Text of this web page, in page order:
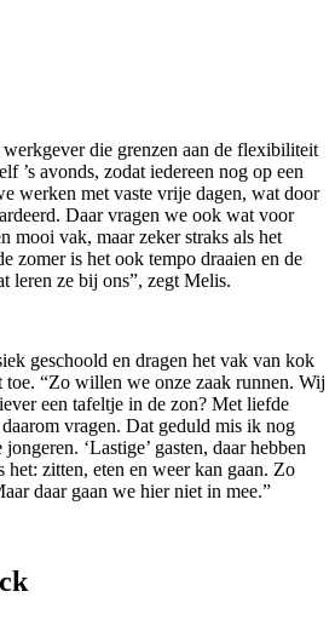
die grenzen aan de flexibiliteit
’s avonds, zodat iedereen nog op een
werken met vaste vrije dagen, wat door
Daar vragen we ook wat voor
mooi vak, maar zeker straks als het
zomer is het ook tempo draaien en de
leren ze bij ons”, zegt Melis.
geschoold en dragen het vak van kok
toe. “Zo willen we onze zaak runnen. Wij
een tafeltje in de zon? Met liefde
vragen. Dat geduld mis ik nog
‘Lastige’ gasten, daar hebben
het: zitten, eten en weer kan gaan. Zo
daar gaan we hier niet in mee.”